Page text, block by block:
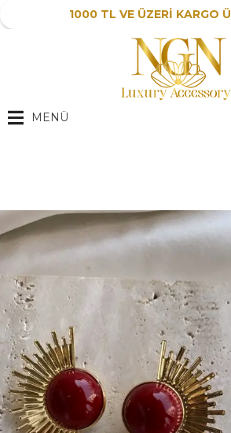
1000 TL VE ÜZERİ KARGO
MENÜ